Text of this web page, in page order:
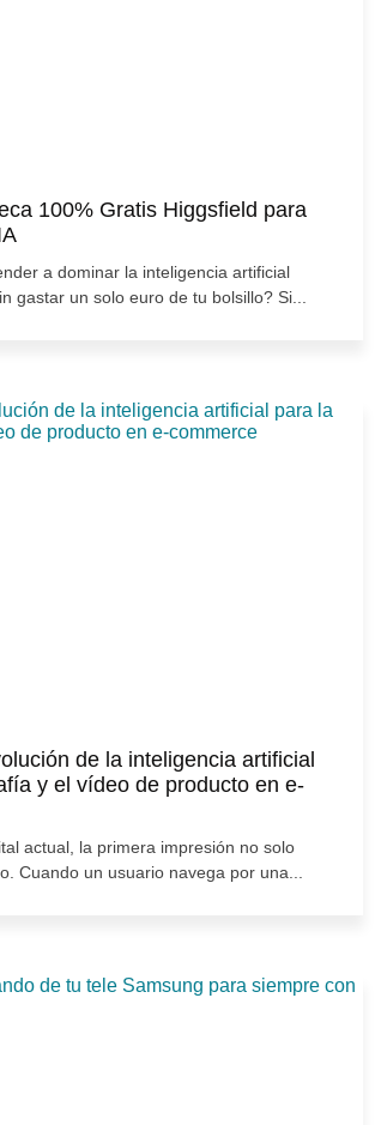
100% Gratis Higgsfield para
a dominar la inteligencia artificial
gastar un solo euro de tu bolsillo? Si...
de la inteligencia artificial
y el vídeo de producto en e-
actual, la primera impresión no solo
Cuando un usuario navega por una...